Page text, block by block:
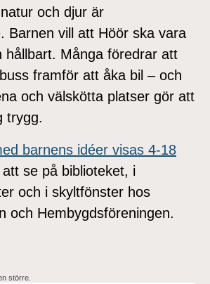
och djur är
Barnen vill att Höör ska vara
hållbart. Många föredrar att
framför att åka bil – och
och välskötta platser gör att
trygg.
barnens idéer visas 4-18
se på biblioteket, i
och i skyltfönster hos
och Hembygdsföreningen.
större.